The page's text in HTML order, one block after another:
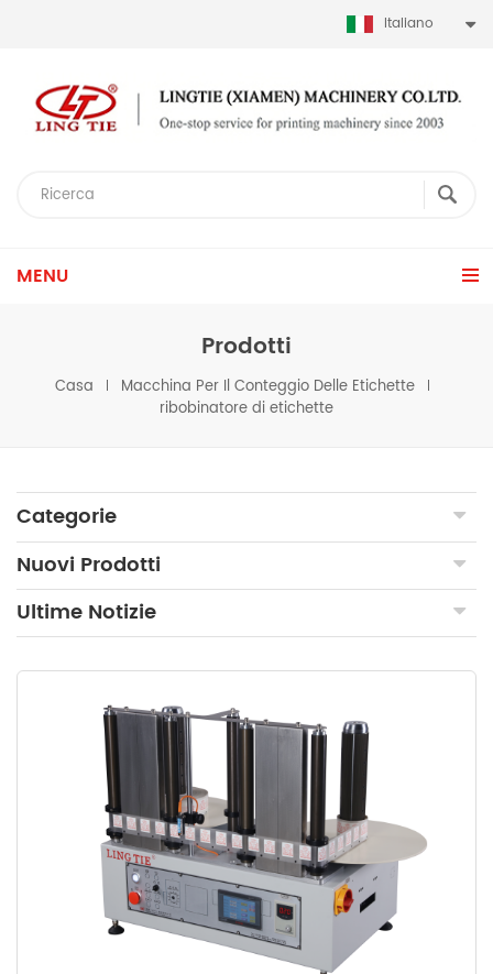
Italiano
MENU
Prodotti
Casa
Macchina Per Il Conteggio Delle Etichette
ribobinatore di etichette
Categorie
Nuovi Prodotti
Ultime Notizie